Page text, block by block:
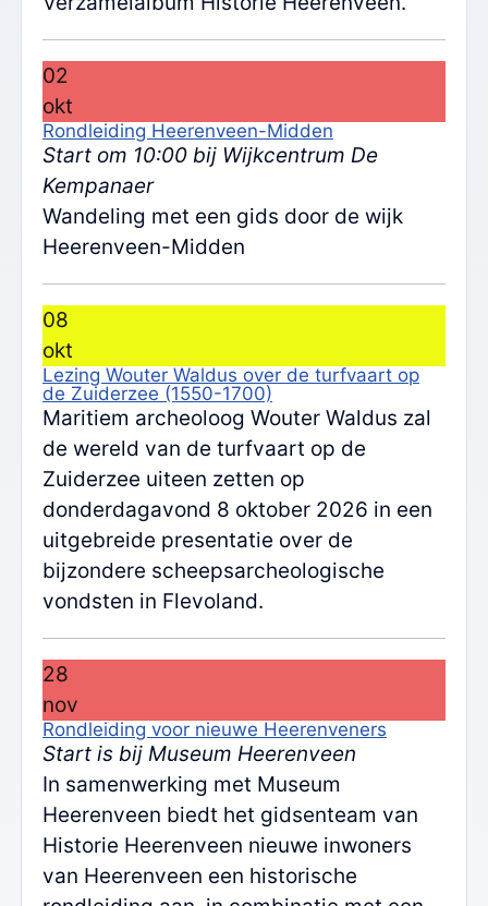
02
okt
Rondleiding Heerenveen-Midden
Start om 10:00 bij Wijkcentrum De
Kempanaer
Wandeling met een gids door de wijk
Heerenveen-Midden
08
okt
Lezing Wouter Waldus over de turfvaart op
de Zuiderzee (1550-1700)
Maritiem archeoloog Wouter Waldus zal
de wereld van de turfvaart op de
Zuiderzee uiteen zetten op
donderdagavond 8 oktober 2026 in een
uitgebreide presentatie over de
bijzondere scheepsarcheologische
vondsten in Flevoland.
28
nov
Rondleiding voor nieuwe Heerenveners
Start is bij Museum Heerenveen
In samenwerking met Museum
Heerenveen biedt het gidsenteam van
Historie Heerenveen nieuwe inwoners
van Heerenveen een historische